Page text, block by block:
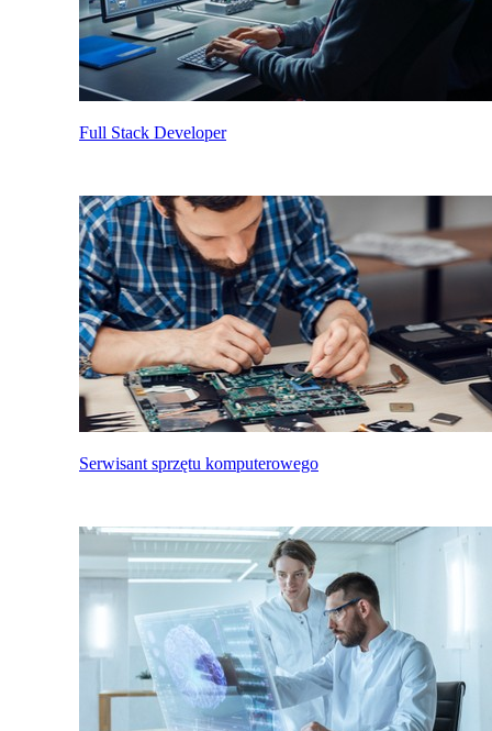
Full Stack Developer
Serwisant sprzętu komputerowego